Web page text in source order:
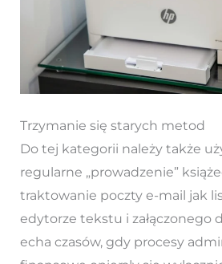
Trzymanie się starych metod
Do tej kategorii należy także
regularne „prowadzenie”
traktowanie poczty e-mail jak
edytorze tekstu i załączonego
echa czasów, gdy procesy